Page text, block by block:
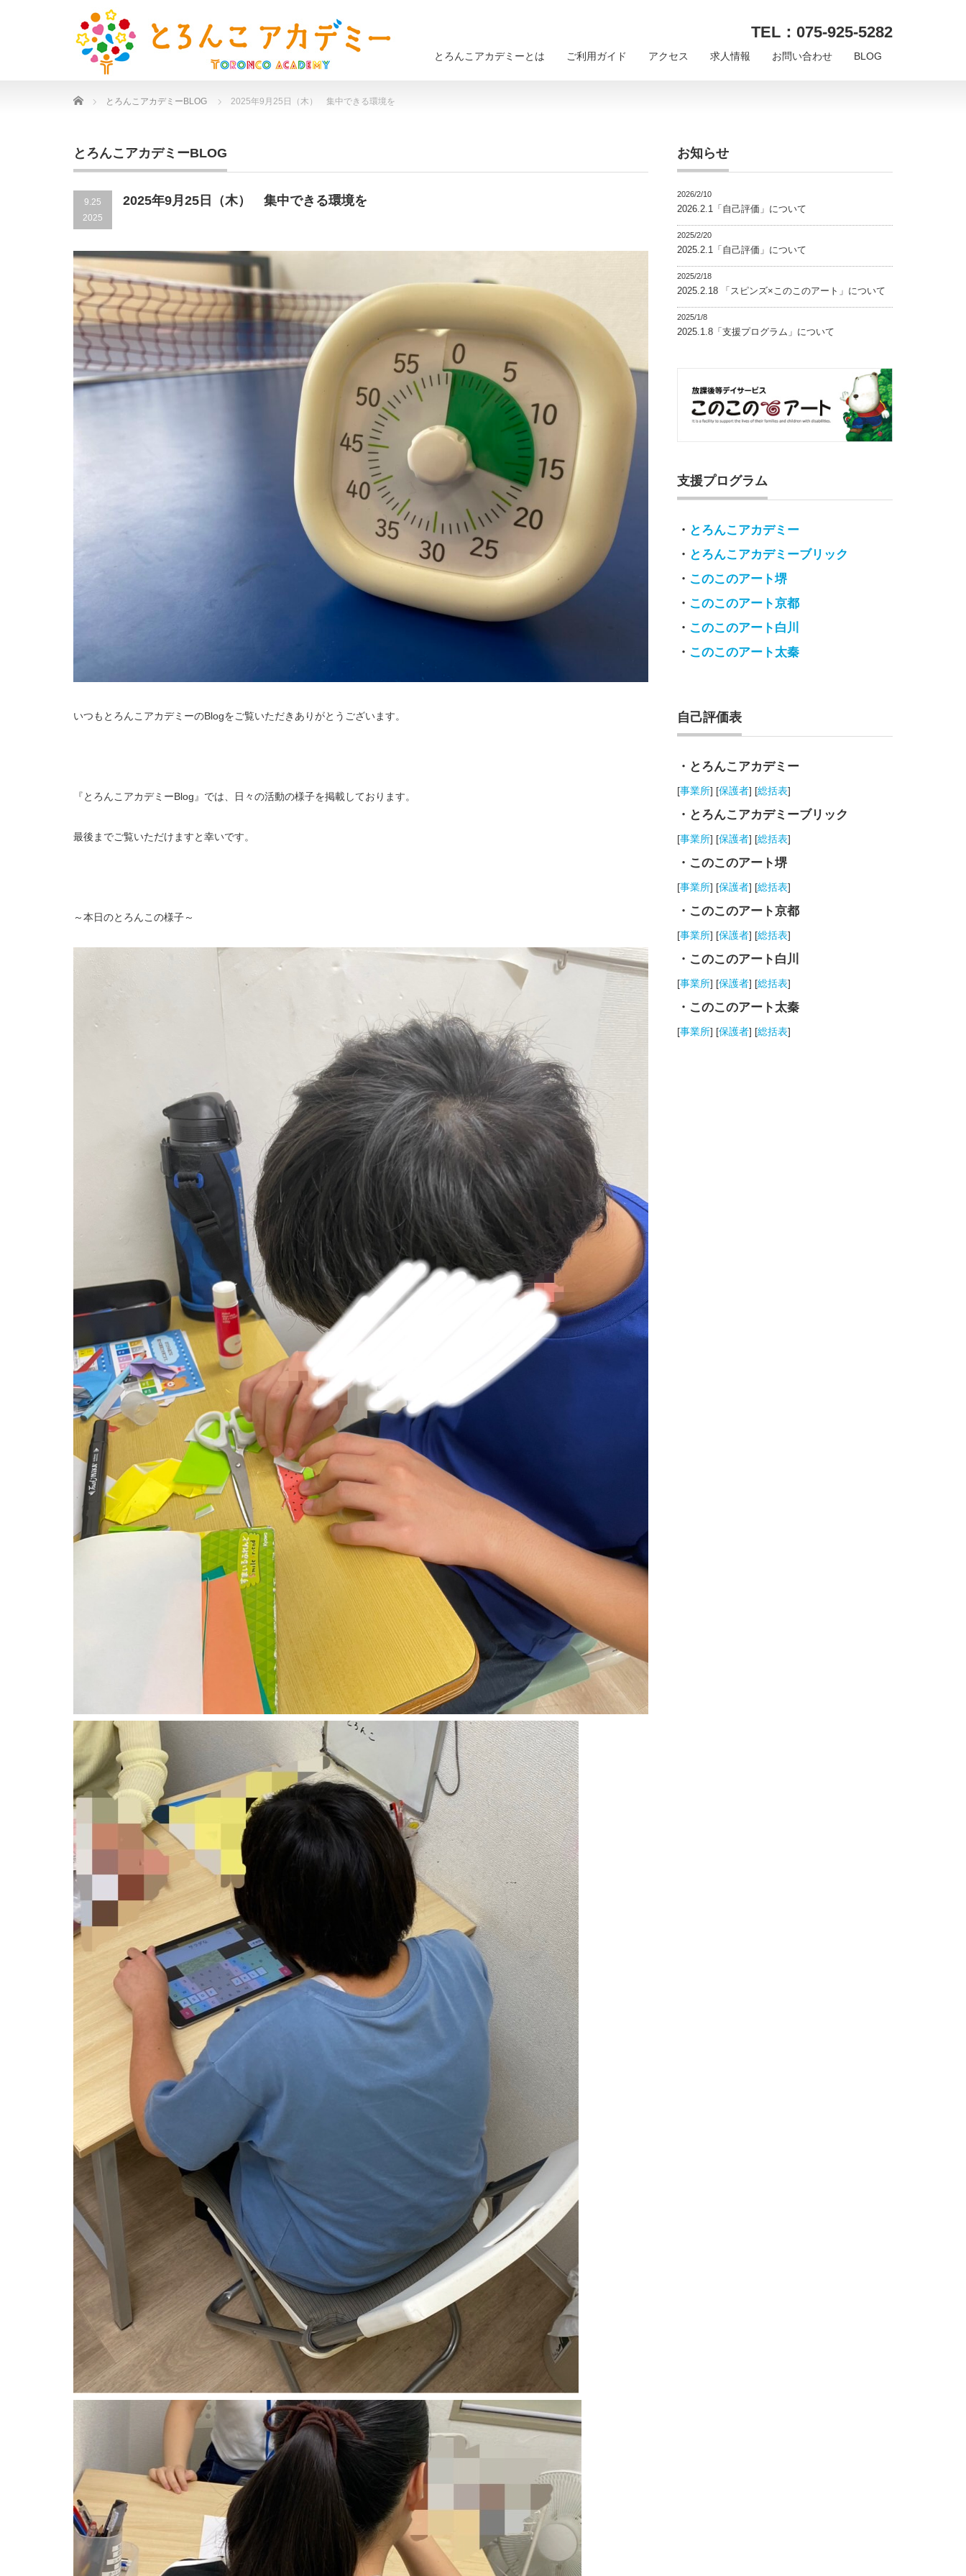
TEL：075-925-5282
とろんこアカデミーとは ご利用ガイド アクセス 求人情報 お問い合わせ BLOG
Home とろんこアカデミーBLOG 2025年9月25日（木） 集中できる環境を
とろんこアカデミーBLOG
9.25
2025
2025年9月25日（木） 集中できる環境を
いつもとろんこアカデミーのBlogをご覧いただきありがとうございます。
『とろんこアカデミーBlog』では、日々の活動の様子を掲載しております。
最後までご覧いただけますと幸いです。
～本日のとろんこの様子～
お知らせ
2026/2/10
2026.2.1「自己評価」について
2025/2/20
2025.2.1「自己評価」について
2025/2/18
2025.2.18 「スピンズ×このこのアート」について
2025/1/8
2025.1.8「支援プログラム」について
支援プログラム
・ とろんこアカデミー
・ とろんこアカデミーブリック
・ このこのアート堺
・ このこのアート京都
・ このこのアート白川
・ このこのアート太秦
自己評価表
・とろんこアカデミー
[事業所] [保護者] [総括表]
・とろんこアカデミーブリック
[事業所] [保護者] [総括表]
・このこのアート堺
[事業所] [保護者] [総括表]
・このこのアート京都
[事業所] [保護者] [総括表]
・このこのアート白川
[事業所] [保護者] [総括表]
・このこのアート太秦
[事業所] [保護者] [総括表]